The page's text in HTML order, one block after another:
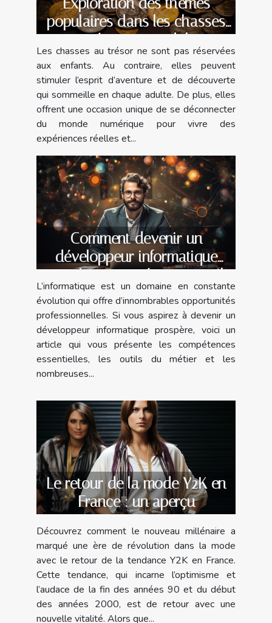
populaires dans les chasses
au trésor pour adultes
Les chasses au trésor ne sont pas réservées
aux enfants. Au contraire, elles peuvent
stimuler l’esprit d’aventure et de découverte
qui sommeille en chaque adulte. De plus, elles
offrent une occasion unique de se déconnecter
du monde numérique pour vivre des
expériences réelles et...
Comment devenir un
développeur informatique
prospère : compétences, outils
et opportunités ?
L’informatique est un domaine en constante
évolution qui offre d’innombrables opportunités
professionnelles. Si vous aspirez à devenir un
développeur informatique prospère, voici un
article qui vous présente les compétences
essentielles, les outils du métier et les
nombreuses...
Le retour de la mode Y2K en
France : un aperçu
Découvrez comment le nouveau millénaire a
marqué une ère de révolution dans la mode
avec le retour de la tendance Y2K en France.
Cette tendance, qui incarne l’optimisme et
l’audace de la fin des années 90 et du début
des années 2000, est de retour avec une
nouvelle vitalité. Alors que...